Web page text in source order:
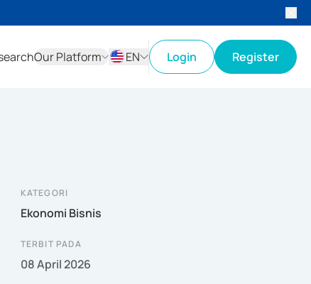
Our Platform
EN
Login Register
KATEGORI
Ekonomi Bisnis
TERBIT PADA
08 April 2026